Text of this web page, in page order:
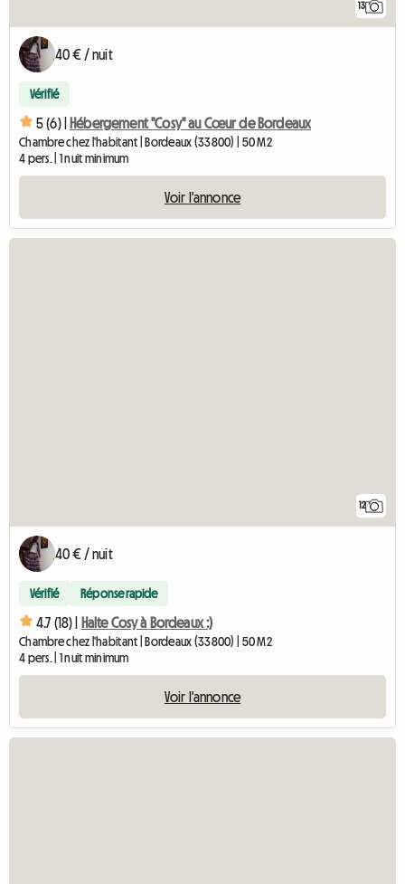
13
40 € / nuit
Vérifié
5 (6) | Hébergement "Cosy" au Cœur de Bordeaux
Chambre chez l'habitant | Bordeaux (33800) | 50 M2
4 pers. | 1 nuit minimum
Voir l'annonce
12
40 € / nuit
Vérifié Réponse rapide
4.7 (18) | Halte Cosy à Bordeaux :)
Chambre chez l'habitant | Bordeaux (33800) | 50 M2
4 pers. | 1 nuit minimum
Voir l'annonce